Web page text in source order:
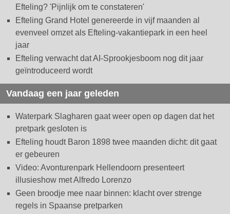
Efteling? 'Pijnlijk om te constateren'
Efteling Grand Hotel genereerde in vijf maanden al
evenveel omzet als Efteling-vakantiepark in een heel
jaar
Efteling verwacht dat AI-Sprookjesboom nog dit jaar
geïntroduceerd wordt
Vandaag een jaar geleden
Waterpark Slagharen gaat weer open op dagen dat het
pretpark gesloten is
Efteling houdt Baron 1898 twee maanden dicht: dit gaat
er gebeuren
Video: Avonturenpark Hellendoorn presenteert
illusieshow met Alfredo Lorenzo
Geen broodje mee naar binnen: klacht over strenge
regels in Spaanse pretparken